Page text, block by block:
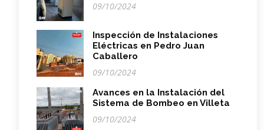
09/10/2024
Inspección de Instalaciones
Eléctricas en Pedro Juan
Caballero
09/10/2024
Avances en la Instalación del
Sistema de Bombeo en Villeta
09/10/2024